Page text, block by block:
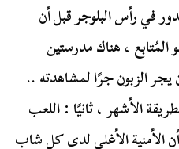
في رأس البلوجر قبل أن
المُتابع ، هناك مدرستين
يجر الزبون جرًا لمشاهدته ..
الأشهر ، ثانيًا : اللعب
الأمنية الأغلى لدى كل شاب